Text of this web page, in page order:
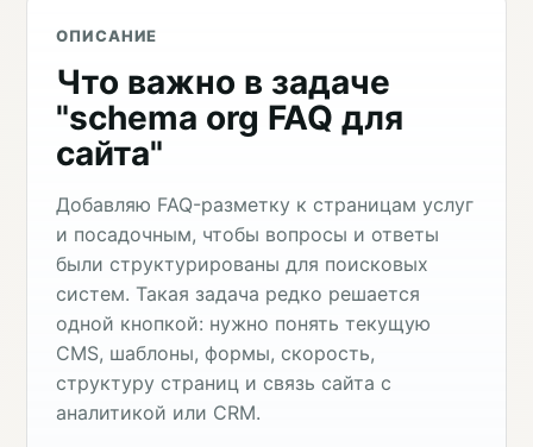
ОПИСАНИЕ
Что важно в задаче
"schema org FAQ для
сайта"
Добавляю FAQ-разметку к страницам услуг
и посадочным, чтобы вопросы и ответы
были структурированы для поисковых
систем. Такая задача редко решается
одной кнопкой: нужно понять текущую
CMS, шаблоны, формы, скорость,
структуру страниц и связь сайта с
аналитикой или CRM.